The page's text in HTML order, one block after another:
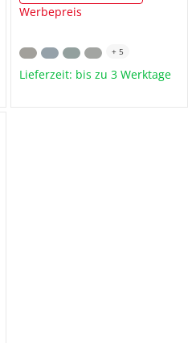
Werbepreis
+ 5
Lieferzeit: bis zu 3 Werktage